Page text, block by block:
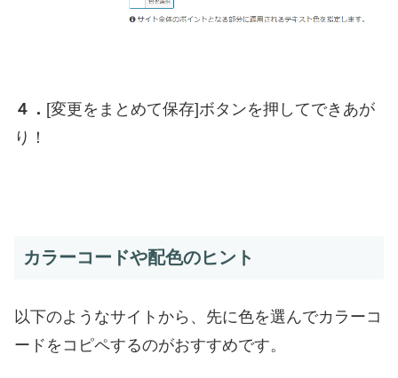
４． [変更をまとめて保存]ボタンを押してできあが
り！
カラーコードや配色のヒント
以下のようなサイトから、先に色を選んでカラーコ
ードをコピペするのがおすすめです。